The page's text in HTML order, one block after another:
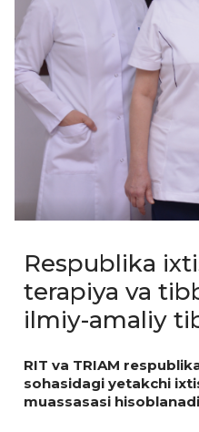
Respublika
terapiya va
ilmiy-amaliy
RIT va TRIAM
sohasidagi yetakchi
muassasasi